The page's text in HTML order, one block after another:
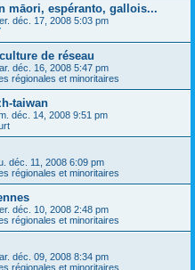
māori, espéranto, gallois...
déc. 17, 2008 5:03 pm
de réseau
déc. 16, 2008 5:47 pm
régionales et minoritaires
taiwan
déc. 14, 2008 9:51 pm
déc. 11, 2008 6:09 pm
régionales et minoritaires
déc. 10, 2008 2:48 pm
régionales et minoritaires
déc. 09, 2008 8:34 pm
régionales et minoritaires